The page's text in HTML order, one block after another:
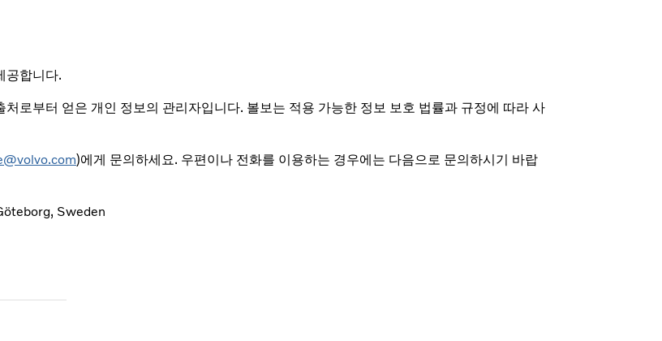
공합니다.
로부터 얻은 개인 정보의 관리자입니다. 볼보는 적용 가능한 정보 보호 법률과 규정에 따라 사
)에게 문의하세요. 우편이나 전화를 이용하는 경우에는 다음으로 문의하시기 바랍
Sweden